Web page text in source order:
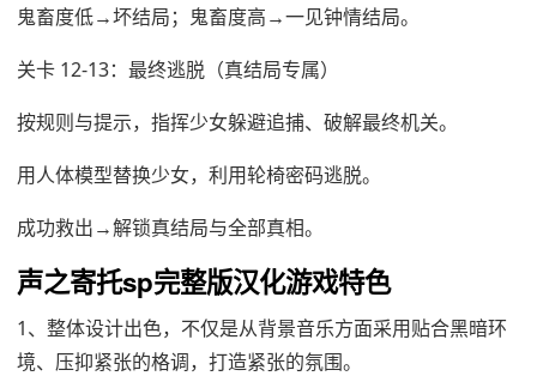
鬼畜度低→坏结局；鬼畜度高→一见钟情结局。
关卡 12-13：最终逃脱（真结局专属）
按规则与提示，指挥少女躲避追捕、破解最终机关。
用人体模型替换少女，利用轮椅密码逃脱。
成功救出→解锁真结局与全部真相。
声之寄托sp完整版汉化游戏特色
1、整体设计出色，不仅是从背景音乐方面采用贴合黑暗环
境、压抑紧张的格调，打造紧张的氛围。